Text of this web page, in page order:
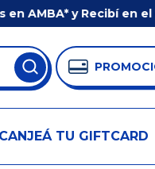
y Recibí en el día
CANJEÁ TU GIFTCARD